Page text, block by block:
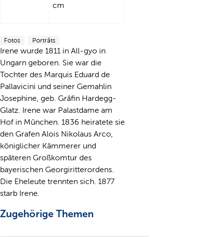
cm
Fotos Porträts
Irene wurde 1811 in All-gyo in
Ungarn geboren. Sie war die
Tochter des Marquis Eduard de
Pallavicini und seiner Gemahlin
Josephine, geb. Gräfin Hardegg-
Glatz. Irene war Palastdame am
Hof in München. 1836 heiratete sie
den Grafen Alois Nikolaus Arco,
königlicher Kämmerer und
späteren Großkomtur des
bayerischen Georgiritterordens.
Die Eheleute trennten sich. 1877
starb Irene.
Zugehörige Themen